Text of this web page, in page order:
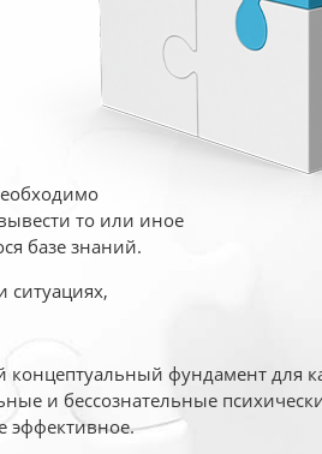
то или иное
базе знаний.
ситуациях,
концептуальный фундамент для
и бессознательные
эффективное.